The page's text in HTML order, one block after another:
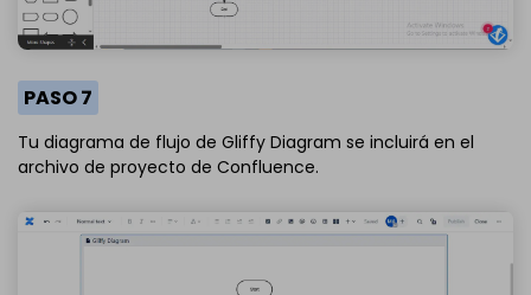
PASO 7
Tu diagrama de flujo de Gliffy Diagram se incluirá en el
archivo de proyecto de Confluence.